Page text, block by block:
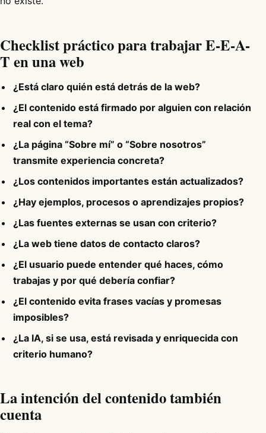
Checklist práctico para trabajar E-E-A-
T en una web
¿Está claro quién está detrás de la web?
¿El contenido está firmado por alguien con relación
real con el tema?
¿La página “Sobre mí” o “Sobre nosotros”
transmite experiencia concreta?
¿Los contenidos importantes están actualizados?
¿Hay ejemplos, procesos o aprendizajes propios?
¿Las fuentes externas se usan con criterio?
¿La web tiene datos de contacto claros?
¿El usuario puede entender qué haces, cómo
trabajas y por qué debería confiar?
¿El contenido evita frases vacías y promesas
imposibles?
¿La IA, si se usa, está revisada y enriquecida con
criterio humano?
La intención del contenido también
cuenta